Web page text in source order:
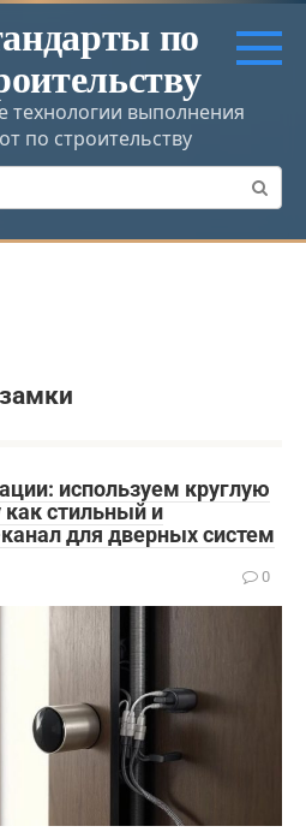
по
технологии выполнения
по строительству
используем круглую
стильный и
для дверных систем
0